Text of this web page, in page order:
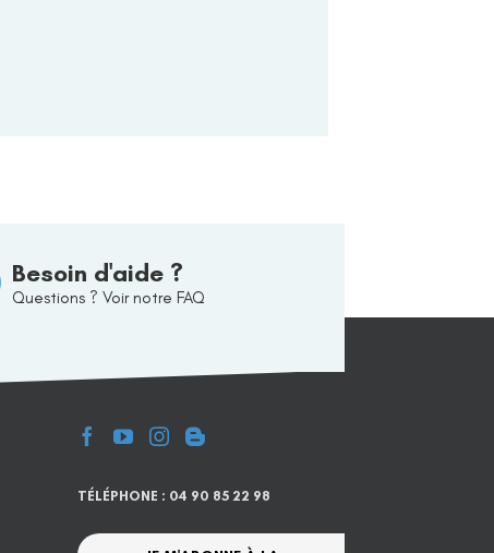
Besoin d'aide ?
Questions ? Voir notre FAQ
TÉLÉPHONE : 04 90 85 22 98